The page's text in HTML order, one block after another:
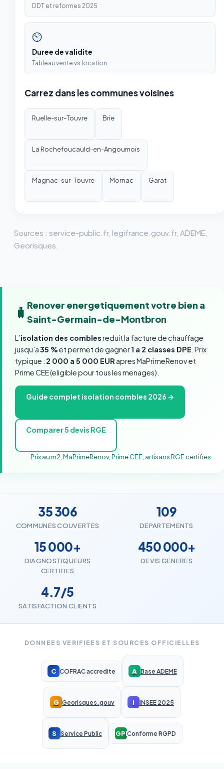
DDT et reformes 2025
⏲
Duree de validite
Tableau vente vs location
Carrez dans les communes voisines
Ruelle-sur-Touvre Brie
La Rochefoucauld-en-Angoumois
Magnac-sur-Touvre Mornac Garat
Sources : service-public.fr, legifrance.gouv.fr, ADEME,
Georisques.
🧳 Renover energetiquement votre bien a
Saint-Germain-de-Montbron
L’isolation des comblesreduit la facture de chauffage
jusqu’a35 %et permet de gagner1 a 2 classes DPE . Prix
typique : 2 000 a 5 000 EUR apres MaPrimeRenov et
Prime CEE (eligible pour tous les menages).
Guide complet isolation combles 2026 →
Comparer 5 devis RGE
Prix au m2, MaPrimeRenov, Prime CEE, artisans RGE certifies
35 306
COMMUNES COUVERTES
109
DEPARTEMENTS
15 000+
DIAGNOSTIQUEURS
CERTIFIES
450 000+
DEVIS GENERES
4.7/5
SATISFACTION CLIENTS
DONNEES VERIFIEES ET SOURCES OFFICIELLES
C COFRAC accredite A Base ADEME
G Georisques.gouv I INSEE 2025
S Service Public RGPDConforme RGPD